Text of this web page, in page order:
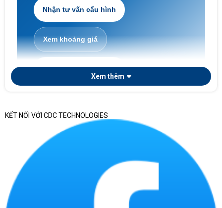
Nhận tư vấn cấu hình
Xem khoảng giá
Laptop doanh nghiệp
Nếu doanh nghiệp cần chọn laptop theo phòng ban,
số lượng triển khai, tiêu chuẩn cấu hình, chứng từ
bàn giao và khả năng quản lý tài sản CNTT sau mua,
có thể tham khảo thêm bài viết chuyên sâu về
laptop doanh nghiệp. Trang này tập trung vào
danh mục laptop chính hãng nói chung, còn bài
chuyên sâu phù hợp hơn khi cần chuẩn hóa thiết bị
Xem thêm
KẾT NỐI VỚI CDC TECHNOLOGIES